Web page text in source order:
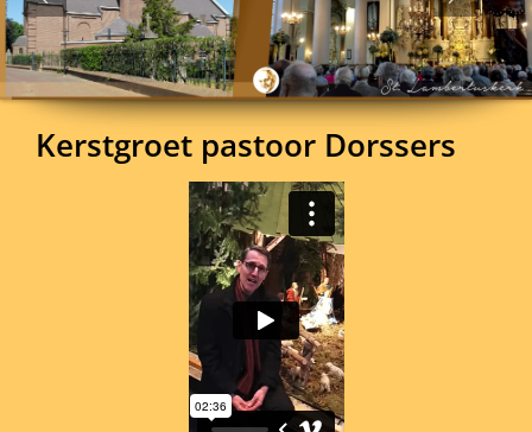
Kerstgroet pastoor Dorssers